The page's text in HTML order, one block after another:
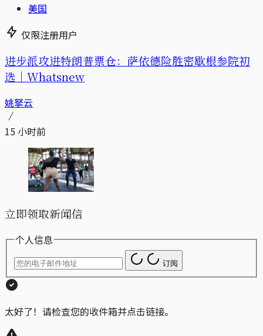
美国
仅限注册用户
进步派攻进特朗普票仓：萨依德险胜密歇根参院初
选｜Whatsnew
姚拏云
15 小时前
立即领取新闻信
个人信息
订阅
太好了！请检查您的收件箱并点击链接。